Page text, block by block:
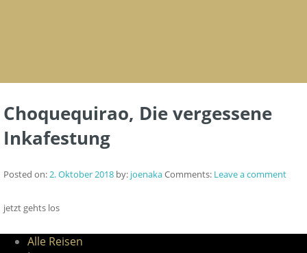
Choquequirao, Die vergessene
Inkafestung
Posted on:2. Oktober 2018 by: joenakaComments: Leave a comment
jetzt gehts los
Alle Reisen